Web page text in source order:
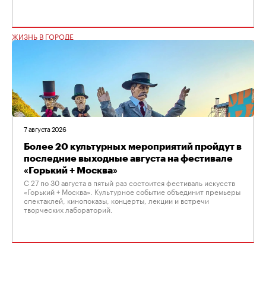
ЖИЗНЬ В ГОРОДЕ
7 августа 2026
Более 20 культурных мероприятий пройдут в
последние выходные августа на фестивале
«Горький + Москва»
С 27 по 30 августа в пятый раз состоится фестиваль искусств
«Горький + Москва». Культурное событие объединит премьеры
спектаклей, кинопоказы, концерты, лекции и встречи
творческих лабораторий.